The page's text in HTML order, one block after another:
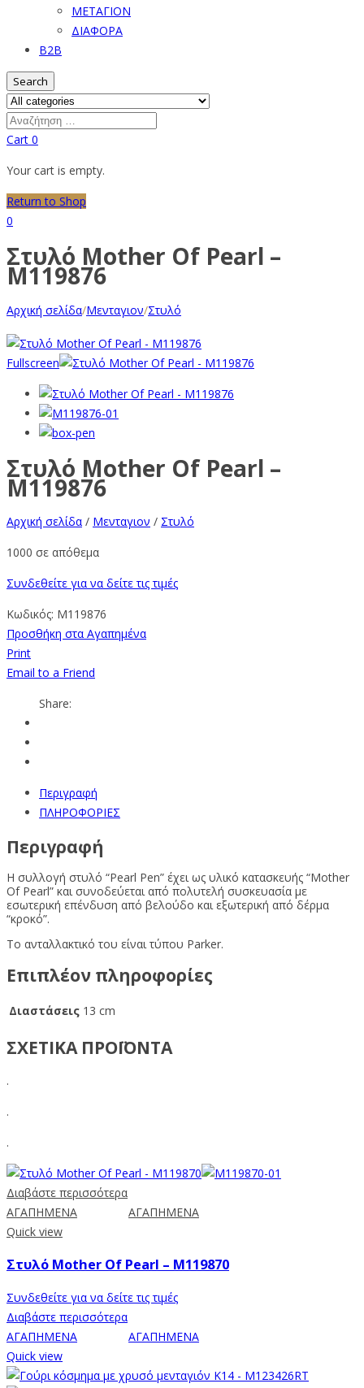
ΜΕΤΑΓΙΟΝ
ΔΙΑΦΟΡΑ
B2B
Search
Cart 0
Your cart is empty.
Return to Shop
0
Στυλό Mother Of Pearl –
M119876
Αρχική σελίδα/Μενταγιον/Στυλό
Fullscreen
Στυλό Mother Of Pearl –
M119876
Αρχική σελίδα / Μενταγιον / Στυλό
1000 σε απόθεμα
Συνδεθείτε για να δείτε τις τιμές
Κωδικός: M119876
Προσθήκη στα Αγαπημένα
Print
Email to a Friend
Share:
Περιγραφή
ΠΛΗΡΟΦΟΡΙΕΣ
Περιγραφή
Η συλλογή στυλό “Pearl Pen” έχει ως υλικό κατασκευής “Mother
Of Pearl” και συνοδεύεται από πολυτελή συσκευασία με
εσωτερική επένδυση από βελούδο και εξωτερική από δέρμα
“κροκό”.
Το ανταλλακτικό του είναι τύπου Parker.
Επιπλέον πληροφορίες
Διαστάσεις 13 cm
ΣΧΕΤΙΚΑ ΠΡΟΪΟΝΤΑ
.
.
.
Διαβάστε περισσότερα
ΑΓΑΠΗΜΕΝΑ
ΑΓΑΠΗΜΕΝΑ
Quick view
Στυλό Mother Of Pearl – M119870
Συνδεθείτε για να δείτε τις τιμές
Διαβάστε περισσότερα
ΑΓΑΠΗΜΕΝΑ
ΑΓΑΠΗΜΕΝΑ
Quick view